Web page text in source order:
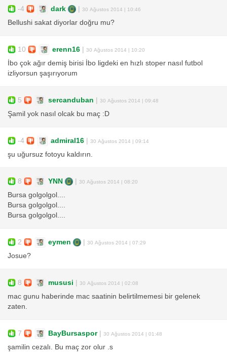
-4 dark | 30 Ağustos 2014 | 10:46
Bellushi sakat diyorlar doğru mu?
10 erenn16 | 30 Ağustos 2014 | 10:20
İbo çok ağır demiş birisi İbo ligdeki en hızlı stoper nasıl futbol
izliyorsun şaşırıyorum
5 sercanduban | 30 Ağustos 2014 | 09:48
Şamil yok nasıl olcak bu maç :D
-4 admiral16 | 30 Ağustos 2014 | 09:14
şu uğursuz fotoyu kaldırın.
8 YNN | 30 Ağustos 2014 | 08:20
Bursa golgolgol....
Bursa golgolgol....
Bursa golgolgol....
2 eymen | 30 Ağustos 2014 | 07:29
Josue?
8 mususi | 30 Ağustos 2014 | 02:08
mac gunu haberinde mac saatinin belirtilmemesi bir gelenek
zaten.
7 BayBursaspor| 30 Ağustos 2014 | 01:48
şamilin cezalı. Bu maç zor olur .s